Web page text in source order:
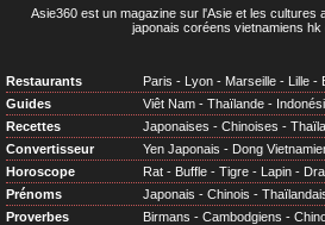
Asie360 est un magazine sur l'Asie et les cultures
japonais coréens vietnamiens
Restaurants Paris - Lyon - Marseille - Lille -
Guides
Viêt Nam - Thaïlande -
Recettes
Japonaises - Chinoises -
Convertisseur
Yen Japonais - Dong
Horoscope
Rat - Buffle - Tigre - Lapin -
Prénoms
Japonais - Chinois -
Proverbes
Birmans - Cambodgiens -